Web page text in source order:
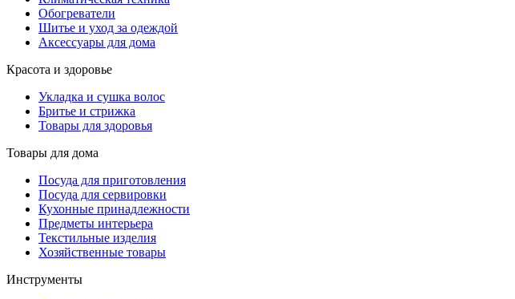
Обогреватели
Шитье и уход за одеждой
Аксессуары для дома
Красота и здоровье
Укладка и сушка волос
Бритье и стрижка
Товары для здоровья
Товары для дома
Посуда для приготовления
Посуда для сервировки
Кухонные принадлежности
Предметы интерьера
Текстильные изделия
Хозяйственные товары
Инструменты